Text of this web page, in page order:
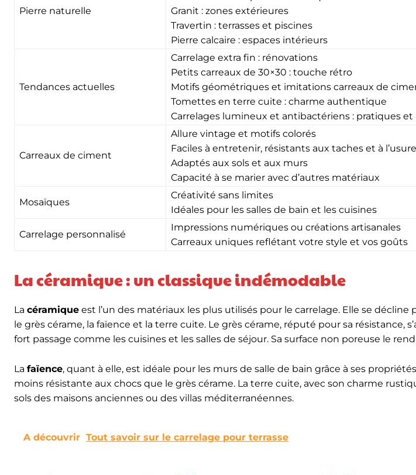
Pierre naturelle
Granit : zones extérieures
Travertin : terrasses et piscines
Pierre calcaire : espaces intérieurs
Tendances actuelles
Carrelage extra fin : rénovations
Petits carreaux de 30×30 : touche rétro
Motifs géométriques et imitations carreaux de
Tomettes en terre cuite : charme authentique
Carrelages lumineux et antibactériens : pratiques
Carreaux de ciment
Allure vintage et motifs colorés
Faciles à entretenir, résistants aux taches et à l’usure
Adaptés aux sols et aux murs
Capacité à se marier avec d’autres matériaux
Mosaïques
Créativité sans limites
Idéales pour les salles de bain et les cuisines
Carrelage personnalisé
Impressions numériques ou créations artisanales
Carreaux uniques reflétant votre style et vos goûts
La céramique : un classique indémodable
La céramique est l’un des matériaux les plus utilisés pour le carrelage. Elle se
le grès cérame, la faïence et la terre cuite. Le grès cérame, réputé pour sa résistance,
fort passage comme les cuisines et les salles de séjour. Sa surface non poreuse le
La faïence, quant à elle, est idéale pour les murs de salle de bain grâce à ses
moins résistante aux chocs que le grès cérame. La terre cuite, avec son charme
sols des maisons anciennes ou des villas méditerranéennes.
A découvrir Tout savoir sur le carrelage pour terrasse